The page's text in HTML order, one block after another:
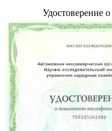
Удостоверение